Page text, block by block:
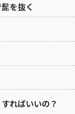
を抜く
ればいいの？